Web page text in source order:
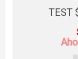
TEST